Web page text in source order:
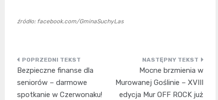
źródło: facebook.com/GminaSuchyLas
Nawigacja
wpisu
Bezpieczne finanse dla
seniorów – darmowe
spotkanie w Czerwonaku!
Mocne brzmienia w
Murowanej Goślinie – XVIII
edycja Mur OFF ROCK już